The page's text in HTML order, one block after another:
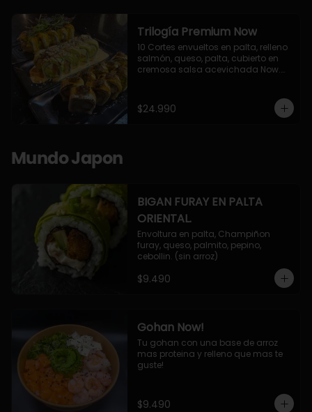
Trilogía Premium Now
10 Cortes envueltos en palta, relleno
salmón, queso, palta, cubierto en
cremosa salsa acevichada Now.
palta, cubierto con topping de
chimichurri de la casa flambeado.
$24.990
Mundo Japon
BIGAN FURAY EN PALTA
ORIENTAL.
Envoltura en palta, Champiñon
furay, queso, palmito, pepino,
cebollin. (sin arroz)
$9.490
Gohan Now!
Tu gohan con una base de arroz
mas proteina y relleno que mas te
guste!
$9.490